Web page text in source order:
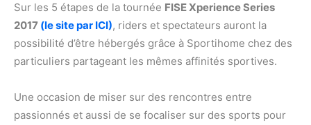
Sur les 5 étapes de la tournée FISE Xperience Series
2017 (le site par ICI), riders et spectateurs auront la
possibilité d’être hébergés grâce à Sportihome chez des
particuliers partageant les mêmes affinités sportives.
Une occasion de miser sur des rencontres entre
passionnés et aussi de se focaliser sur des sports pour